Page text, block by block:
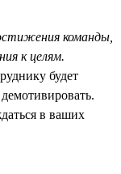
команды,
к целям.
будет
в ваших